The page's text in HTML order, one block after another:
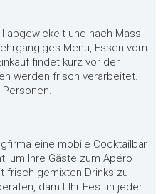
abgewickelt und nach Mass
Menü, Essen vom
findet kurz vor der
werden frisch verarbeitet.
Personen.
eine mobile Cocktailbar
um Ihre Gäste zum Apéro
frisch gemixten Drinks zu
damit Ihr Fest in jeder